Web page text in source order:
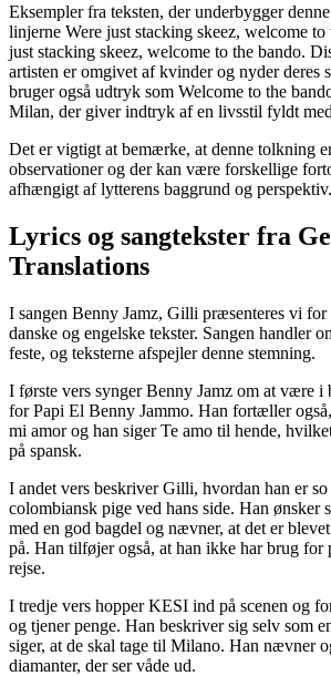
Eksempler fra teksten, der underbygger
linjerne Were just stacking skeez, welcome to
just stacking skeez, welcome to the bando.
artisten er omgivet af kvinder og nyder deres
bruger også udtryk som Welcome to the
Milan, der giver indtryk af en livsstil fyldt
Det er vigtigt at bemærke, at denne tolkning
observationer og der kan være forskellige
afhængigt af lytterens baggrund og perspektiv.
Lyrics og sangtekster fra
Translations
I sangen Benny Jamz, Gilli præsenteres vi
danske og engelske tekster. Sangen handler
feste, og teksterne afspejler denne stemning.
I første vers synger Benny Jamz om at være i
for Papi El Benny Jammo. Han fortæller
mi amor og han siger Te amo til hende,
på spansk.
I andet vers beskriver Gilli, hvordan han er
colombiansk pige ved hans side. Han ønsker
med en god bagdel og nævner, at det er
på. Han tilføjer også, at han ikke har brug for
rejse.
I tredje vers hopper KESI ind på scenen og
og tjener penge. Han beskriver sig selv som
siger, at de skal tage til Milano. Han nævner
diamanter, der ser våde ud.